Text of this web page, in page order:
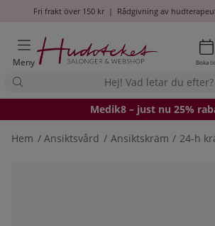
Fri frakt över 150 kr| Rådgivning av
Meny Boka
Medik8 – just nu 25%
Hem Ansiktsvård Ansiktskräm 24-h